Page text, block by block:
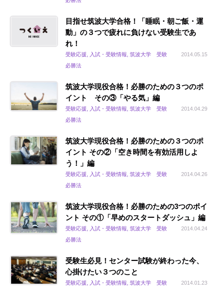
目指せ筑波大学合格！「睡眠・朝ご飯・運
動」の３つで疲れに負けない受験生であ
れ！
受験応援, 入試・受験情報, 筑波大学 受験
必勝法
2014.05.15
筑波大学現役合格！必勝のための３つのポ
イント その③「やる気」編
受験応援, 入試・受験情報, 筑波大学 受験
必勝法
2014.04.29
筑波大学現役合格！必勝のための３つのポ
イント その②「空き時間を有効活用しよ
う！」編
受験応援, 入試・受験情報, 筑波大学 受験
必勝法
2014.04.26
筑波大学現役合格！必勝のための3つのポイ
ント その①「早めのスタートダッシュ」編
受験応援, 入試・受験情報, 筑波大学 受験
必勝法
2014.04.24
受験生必見！センター試験が終わった今、
心掛けたい３つのこと
受験応援, 入試・受験情報, 筑波大学 受験
2014.01.23